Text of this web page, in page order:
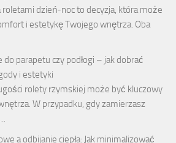
dzień-noc to decyzja, która może
i estetykę Twojego wnętrza. Oba
do parapetu czy podłogi – jak dobrać
i estetyki
rolety rzymskiej może być kluczowy
W przypadku, gdy zamierzasz
a odbijanie ciepła: Jak minimalizować